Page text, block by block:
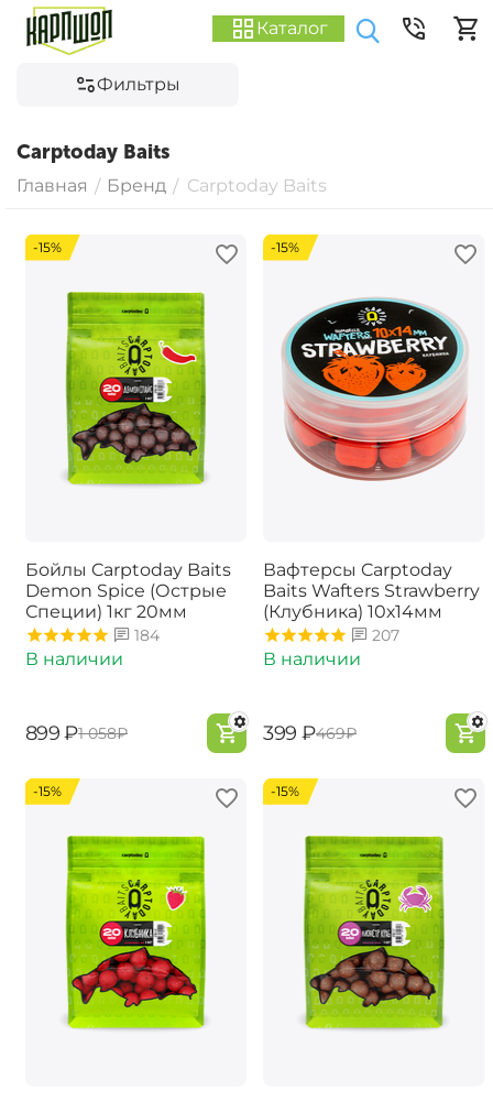
Каталог
Фильтры
Carptoday Baits
Главная / Бренд / Carptoday Baits
-15%
Бойлы Carptoday Baits
Demon Spice (Острые
Специи) 1кг 20мм
184
В наличии
‍899‍ ₽‍1 058‍₽
-15%
Вафтерсы Carptoday
Baits Wafters Strawberry
(Клубника) 10х14мм
207
В наличии
‍399‍ ₽‍469‍₽
-15% -15%